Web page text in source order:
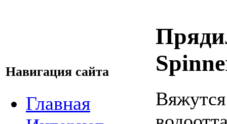
Навигация сайта
Главная